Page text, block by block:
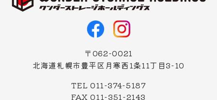
〒062-0021
北海道札幌市豊平区月寒西1条11丁目3-10
TEL 011-374-5187
FAX 011-351-2143